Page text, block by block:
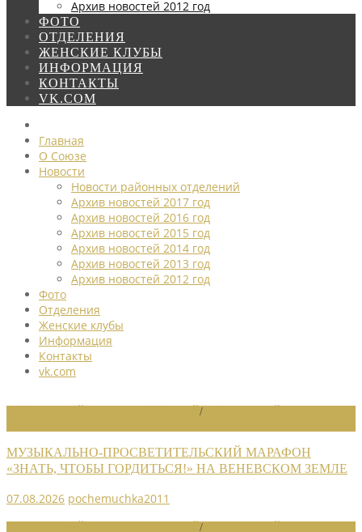
Архив новостей 2012 год
ФОТО
ОТДЕЛЕНИЯ
ЖЕНСКИЕ КЛУБЫ
ИНФОРМАЦИЯ
КОНТАКТЫ
VK.COM
Главная
О Союзе
Новости
Новости районных отделений
Архив новостей 2017 год
Архив новостей 2016 год
Архив новостей 2015 год
Архив новостей 2014 год
Архив новостей 2013 год
Архив новостей 2012 год
Фото
Отделения
Женские клубы
Информация
Контакты
vk.com
/
МУЗЫКАЛЬНО-ПРОСВЕТИТЕЛЬСКИЙ МАРАФОН
«ЗНАТЬ, ЧТОБЫ ГОРДИТЬСЯ!» НА ВЕНЕВСКОМ ЗЕМЛЕ
07.08.2026 pochemuchka2011
/